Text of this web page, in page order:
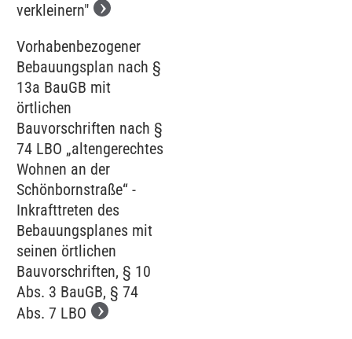
verkleinern"
Vorhabenbezogener
Bebauungsplan nach §
13a BauGB mit
örtlichen
Bauvorschriften nach §
74 LBO „altengerechtes
Wohnen an der
Schönbornstraße“ -
Inkrafttreten des
Bebauungsplanes mit
seinen örtlichen
Bauvorschriften, § 10
Abs. 3 BauGB, § 74
Abs. 7 LBO